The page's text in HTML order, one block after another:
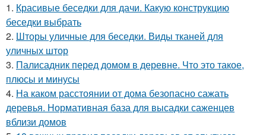
1. Красивые беседки для дачи. Какую конструкцию
беседки выбрать
2. Шторы уличные для беседки. Виды тканей для
уличных штор
3. Палисадник перед домом в деревне. Что это такое,
плюсы и минусы
4. На каком расстоянии от дома безопасно сажать
деревья. Нормативная база для высадки саженцев
вблизи домов